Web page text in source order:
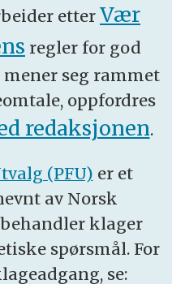
etter Vær
regler for god
seg rammet
oppfordres
redaksjonen.
(PFU) er et
av Norsk
klager
spørsmål. For
se: